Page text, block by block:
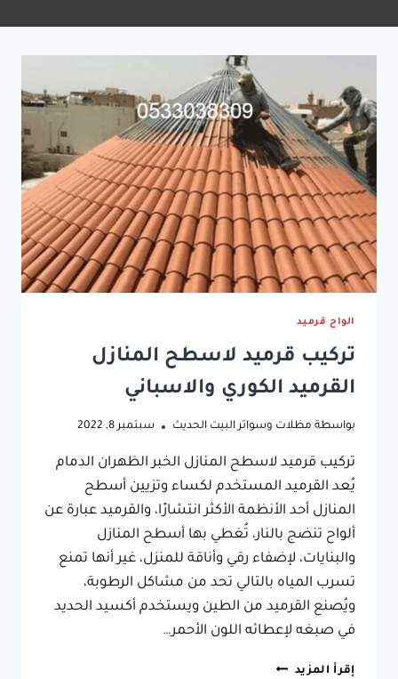
الواح قرميد
تركيب قرميد لاسطح المنازل
القرميد الكوري والاسباني
بواسطة مظلات وسواتر البيت الحديث سبتمبر 8, 2022
تركيب قرميد لاسطح المنازل الخبر الظهران الدمام
يُعد القرميد المستخدم لكساء وتزيين أسطح
المنازل أحد الأنظمة الأكثر انتشارًا، والقرميد عبارة عن
ألواح تنضج بالنار، تُغطي بها أسطح المنازل
والبنايات، لإضفاء رقي وأناقة للمنزل، غير أنها تمنع
تسرب المياه بالتالي تحد من مشاكل الرطوبة،
ويُصنع القرميد من الطين ويستخدم أكسيد الحديد
في صبغه لإعطائه اللون الأحمر…
إقرأ المزيد تركيب